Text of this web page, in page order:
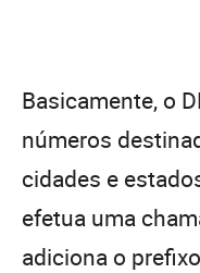
Basicamente, o
números
cidades e
efetua uma
adiciona o